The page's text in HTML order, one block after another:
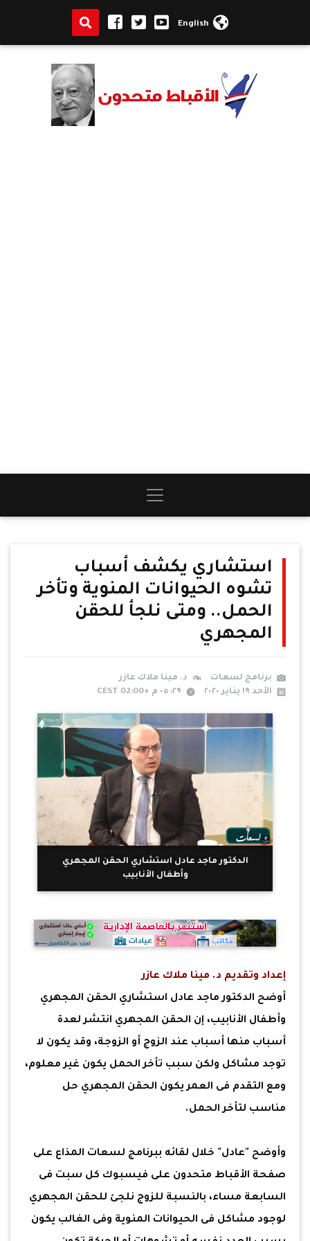
English
استشاري يكشف أسباب
تشوه الحيوانات المنوية وتأخر
الحمل.. ومتى نلجأ للحقن
المجهري
برنامج لسعات
د. مينا ملاك عازر
الأحد ١٩ يناير ٢٠٢٠
٢٩: ٠٥ م +02:00 CEST
الدكتور ماجد عادل استشاري الحقن المجهري
وأطفال الأنابيب
إعداد وتقديم د. مينا ملاك عازر
أوضح الدكتور ماجد عادل استشاري الحقن المجهري
وأطفال الأنابيب، إن الحقن المجهري انتشر لعدة
أسباب منها أسباب عند الزوج أو الزوجة، وقد يكون لا
توجد مشاكل ولكن سبب تأخر الحمل يكون غير معلوم،
ومع التقدم فى العمر يكون الحقن المجهري حل
مناسب لتأخر الحمل.
وأوضح "عادل" خلال لقائه ببرنامج لسعات المذاع على
صفحة الأقباط متحدون على فيسبوك كل سبت فى
السابعة مساء، بالنسبة للزوج نلجئ للحقن المجهري
لوجود مشاكل فى الحيوانات المنوية وفى الغالب يكون